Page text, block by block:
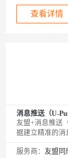
份实名认证-身份
查看详情
消息推送（U-
友盟+消息推送
据建立精准的消
性，提高App活
服务商：